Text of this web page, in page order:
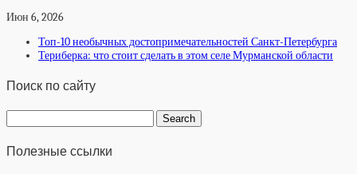
Июн 6, 2026
Топ-10 необычных достопримечательностей Санкт-Петербурга
Териберка: что стоит сделать в этом селе Мурманской области
Поиск по сайту
Полезные ссылки